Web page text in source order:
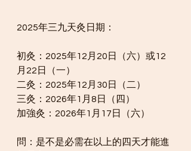
2025年三九天灸日期：
初灸：2025年12月20日（六）或12
月22日（一）
二灸：2025年12月30日（二）
三灸：2026年1月8日（四）
加強灸：2026年1月17日（六）
問：是不是必需在以上的四天才能進